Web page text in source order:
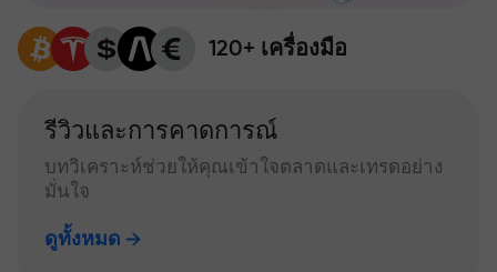
120+ เครื่องมือ
รีวิวและการคาดการณ์
บทวิเคราะห์ช่วยให้คุณเข้าใจตลาดและเทรดอย่าง
มั่นใจ
ดูทั้งหมด